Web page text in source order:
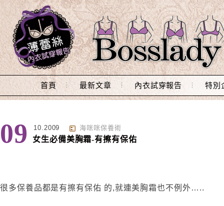
Main Menu
首頁 最新文章 內衣試穿報告 特別
09 10.2009 海咪咪保養術
女生必備美胸霜-有擦有保佑
很多保養品都是有擦有保佑 的,就連美胸霜也不例外…..